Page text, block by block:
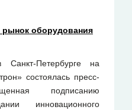
рынок оборудования
Петербурге на
состоялась пресс-
подписанию
инновационного